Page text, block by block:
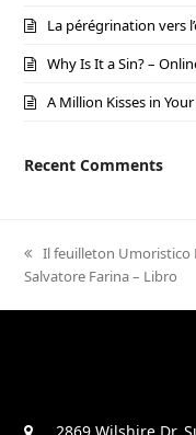
La pérégrination vers
Why Is It a Sin? –
A Million Kisses in
Recent Comments
previous
post:
Il feuilleton Umoristico
Salvatore Farina – Libro